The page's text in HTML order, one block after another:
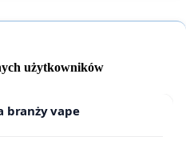
użytkowników
branży vape